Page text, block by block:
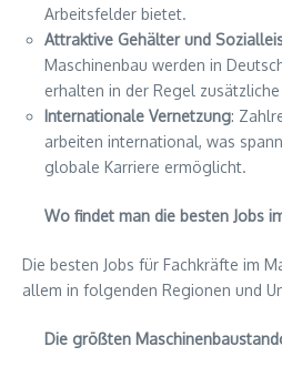
Arbeitsfelder bietet.
Attraktive Gehälter und
Maschinenbau werden in
erhalten in der Regel
Internationale Vernetzung:
arbeiten international, was
globale Karriere ermöglicht.
Wo findet man die besten Jobs
Die besten Jobs für Fachkräfte im
allem in folgenden Regionen und
Die größten